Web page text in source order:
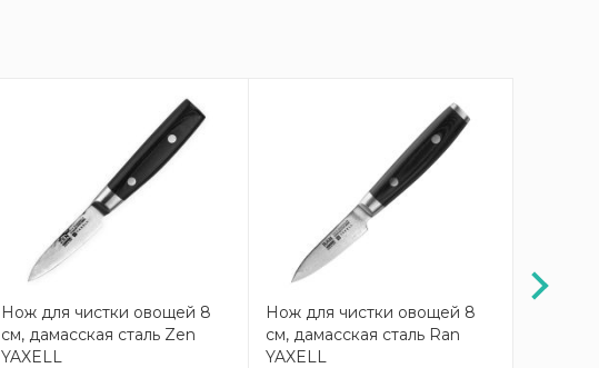
Нож для чистки овощей 8
см, дамасская сталь Zen
YAXELL
Нож для чистки овощей 8
см, дамасская сталь Ran
YAXELL